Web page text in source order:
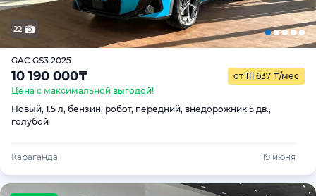
22
GAC GS3 2025
10 190 000₸ от 111 637 ₸/мес
Цена с максимальной выгодой!
Новый, 1.5 л, бензин, робот, передний, внедорожник 5 дв.,
голубой
Караганда 19 июня